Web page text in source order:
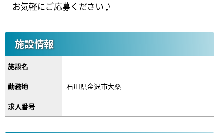
お気軽にご応募ください♪
施設情報
施設名
勤務地 石川県金沢市大桑
求人番号